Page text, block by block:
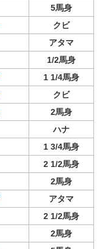
5馬身
クビ
アタマ
1/2馬身
1 1/4馬身
クビ
2馬身
ハナ
1 3/4馬身
2 1/2馬身
2馬身
アタマ
2 1/2馬身
2馬身